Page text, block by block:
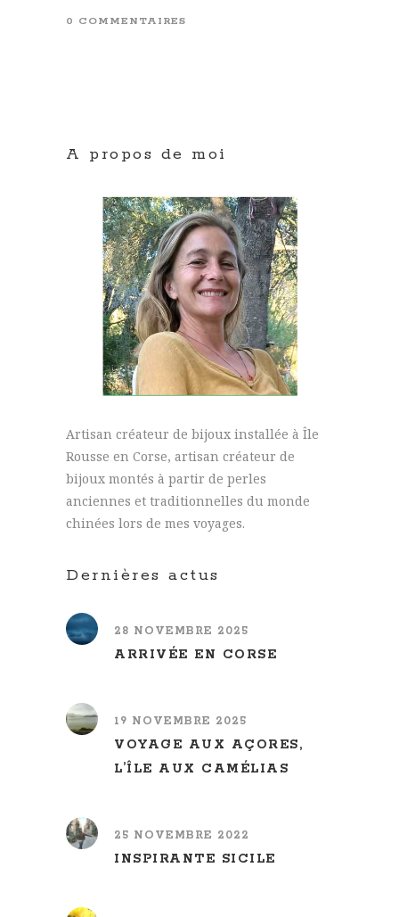
0 COMMENTAIRES
A propos de moi
Artisan créateur de bijoux installée à Île
Rousse en Corse, artisan créateur de
bijoux montés à partir de perles
anciennes et traditionnelles du monde
chinées lors de mes voyages.
Dernières actus
28 NOVEMBRE 2025
ARRIVÉE EN CORSE
19 NOVEMBRE 2025
VOYAGE AUX AÇORES,
L’ÎLE AUX CAMÉLIAS
25 NOVEMBRE 2022
INSPIRANTE SICILE